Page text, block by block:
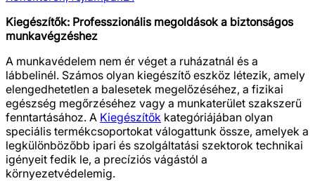
Kiegészítők: Professzionális megoldások a biztonságos
munkavégzéshez
A munkavédelem nem ér véget a ruházatnál és a
lábbelinél. Számos olyan kiegészítő eszköz létezik, amely
elengedhetetlen a balesetek megelőzéséhez, a fizikai
egészség megőrzéséhez vagy a munkaterület szakszerű
fenntartásához. A Kiegészítők kategóriájában olyan
speciális termékcsoportokat válogattunk össze, amelyek a
legkülönbözőbb ipari és szolgáltatási szektorok technikai
igényeit fedik le, a precíziós vágástól a
környezetvédelemig.